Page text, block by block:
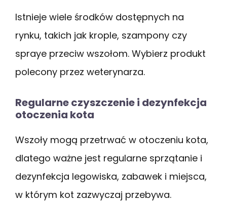
Istnieje wiele środków dostępnych na
rynku, takich jak krople, szampony czy
spraye przeciw wszołom. Wybierz produkt
polecony przez weterynarza.
Regularne czyszczenie i dezynfekcja
otoczenia kota
Wszoły mogą przetrwać w otoczeniu kota,
dlatego ważne jest regularne sprzątanie i
dezynfekcja legowiska, zabawek i miejsca,
w którym kot zazwyczaj przebywa.